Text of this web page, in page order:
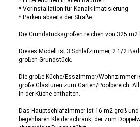
* Vorinstallation für Kanalklimatisierung
* Parken abseits der Straße.
Die Grundstücksgrößen reichen von 325 m2
Dieses Modell ist 3 Schlafzimmer, 2 1/2
großen Grundstück.
Die große Küche/Esszimmer/Wohnzimmer
große Glastüren zum Garten/Poolbereich.
in der Küche enthalten.
Das Hauptschlafzimmer ist 16 m2 groß und
begehbaren Kleiderschrank, der zum